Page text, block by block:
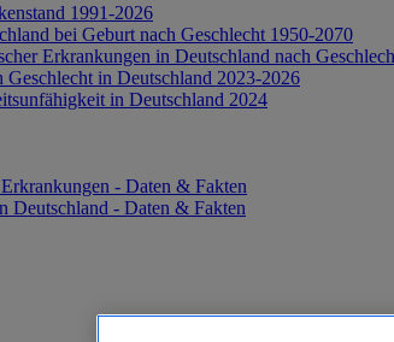
1991-2026
bei Geburt nach Geschlecht 1950-2070
Erkrankungen in Deutschland nach
in Deutschland 2023-2026
in Deutschland 2024
- Daten & Fakten
Deutschland - Daten & Fakten